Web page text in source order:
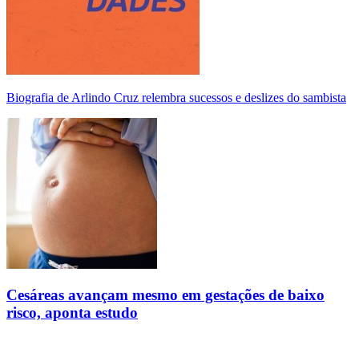
Biografia de Arlindo Cruz relembra sucessos e deslizes do sambista
Cesáreas avançam mesmo em gestações de baixo
risco, aponta estudo